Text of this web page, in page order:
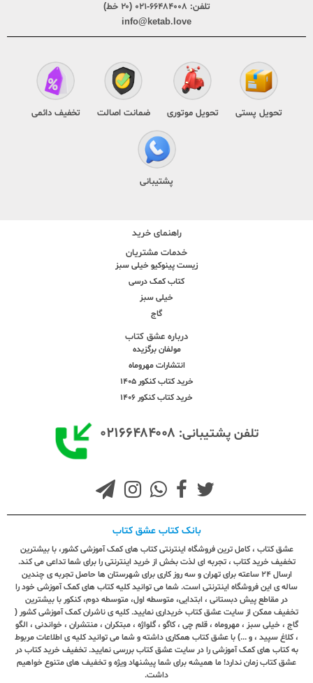
تلفن: ۶۶۴۸۴۰۰۸-۰۲۱ (۲۰ خط)
info@ketab.love
تحویل پستی تحویل موتوری ضمانت اصالت تخفیف دائمی
پشتیبانی
راهنمای خرید
خدمات مشتریان
زیست پینوکیو خیلی سبز
کتاب کمک درسی
خیلی سبز
گاج
درباره عشق کتاب
مولفان برگزیده
انتشارات مهروماه
خرید کتاب کنکور 1405
خرید کتاب کنکور 1406
تلفن پشتیبانی: ۰۲۱۶۶۴۸۴۰۰۸
بانک کتاب عشق کتاب
عشق کتاب ، کامل ترین فروشگاه اینترنتی کتاب های کمک آموزشی کشور، با بیشترین
تخفیف خرید کتاب ، تجربه ای لذت بخش از خرید اینترنتی را برای شما تداعی می کند.
ارسال ٢٤ ساعته برای تهران و سه روز کاری برای شهرستان ها حاصل تجربه ی چندین
ساله ی این فروشگاه اینترنتی است. شما می توانید کلیه کتاب های کمک آموزشی خود را
در مقاطع پیش دبستانی ، ابتدایی، متوسطه اول، متوسطه دوم، کنکور با بیشترین
تخفیف ممکن از سایت عشق کتاب خریداری نمایید. کلیه ی ناشران کمک آموزشی کشور (
گاج ، خیلی سبز ، مهروماه ، قلم چی ، کاگو ، گلواژه ، مبتکران ، منتشران ، خواندنی ، الگو
، کلاغ سپید ، و ...) با عشق کتاب همکاری داشته و شما می توانید کلیه ی اطلاعات مربوط
به کتاب های کمک آموزشی را در سایت عشق کتاب بررسی نمایید. تخفیف خرید کتاب در
عشق کتاب زمان ندارد! ما همیشه برای شما پیشنهاد ویژه و تخفیف های متنوع خواهیم
داشت.